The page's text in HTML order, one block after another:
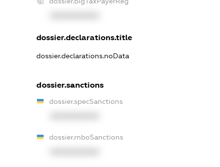
dossier.declarations.title
dossier.declarations.noData
dossier.sanctions
dossier.specSanctions
dossier.rnboSanctions